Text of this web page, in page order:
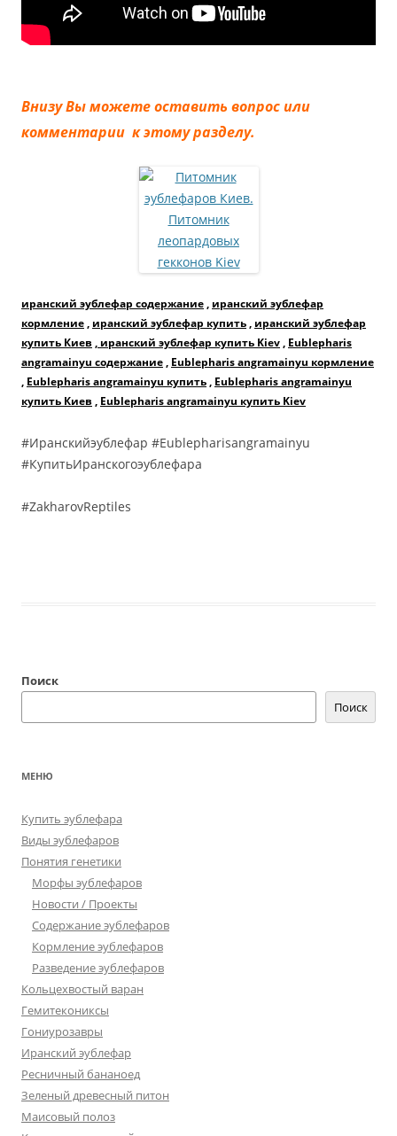
Внизу Вы можете оставить вопрос или
комментарии к этому разделу.
иранский эублефар содержание, иранский эублефар
кормление, иранский эублефар купить, иранский эублефар
купить Киев , иранский эублефар купить Kiev, Eublepharis
angramainyu содержание, Eublepharis angramainyu кормление
, Eublepharis angramainyu купить, Eublepharis angramainyu
купить Киев , Eublepharis angramainyu купить Kiev
#Иранскийэублефар #Eublepharisangramainyu
#КупитьИранскогоэублефара
#ZakharovReptiles
Поиск
Поиск
МЕНЮ
Купить эублефара
Виды эублефаров
Понятия генетики
Морфы эублефаров
Новости / Проекты
Содержание эублефаров
Кормление эублефаров
Разведение эублефаров
Кольцехвостый варан
Гемитекониксы
Гониурозавры
Иранский эублефар
Ресничный бананоед
Зеленый древесный питон
Маисовый полоз